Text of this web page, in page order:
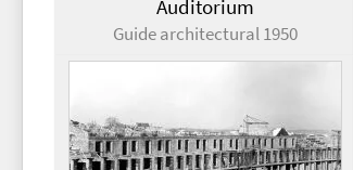
Auditorium
Guide architectural 1950